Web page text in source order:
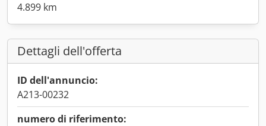
4.899 km
Dettagli dell'offerta
ID dell'annuncio:
A213-00232
numero di riferimento: